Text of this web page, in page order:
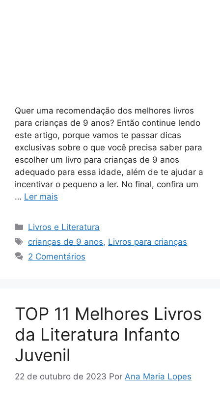
Quer uma recomendação dos melhores livros
para crianças de 9 anos? Então continue lendo
este artigo, porque vamos te passar dicas
exclusivas sobre o que você precisa saber para
escolher um livro para crianças de 9 anos
adequado para essa idade, além de te ajudar a
incentivar o pequeno a ler. No final, confira um
… Ler mais
Categorias
Livros e Literatura
Tags
crianças de 9 anos, Livros para crianças
2 Comentários
TOP 11 Melhores Livros
da Literatura Infanto
Juvenil
22 de outubro de 2023 Por Ana Maria Lopes